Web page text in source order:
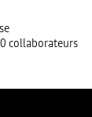
collaborateurs